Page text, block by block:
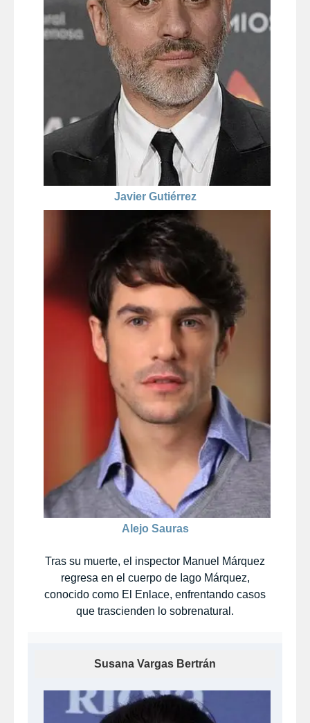
Javier Gutiérrez
Alejo Sauras
Tras su muerte, el inspector Manuel Márquez
regresa en el cuerpo de Iago Márquez,
conocido como El Enlace, enfrentando casos
que trascienden lo sobrenatural.
Susana Vargas Bertrán